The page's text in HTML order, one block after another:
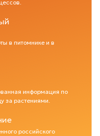
в питомнике и в
информация по
за растениями.
российского